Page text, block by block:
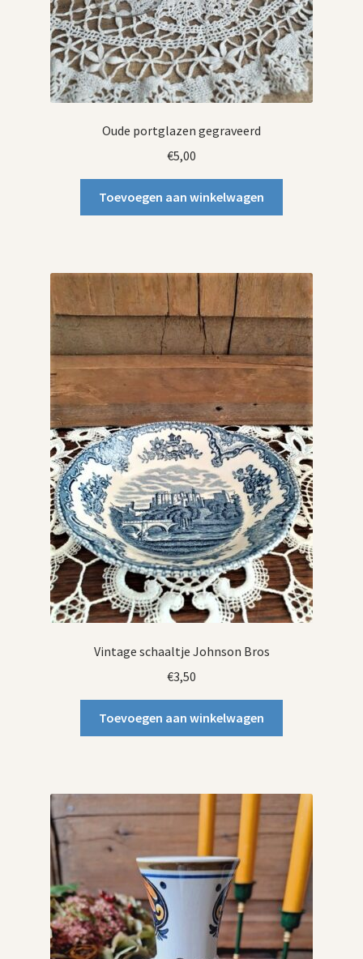
Oude portglazen gegraveerd
€5,00
Toevoegen aan winkelwagen
Vintage schaaltje Johnson Bros
€3,50
Toevoegen aan winkelwagen